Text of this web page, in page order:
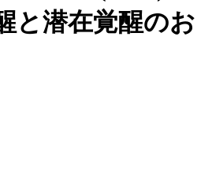
と潜在覚醒のお